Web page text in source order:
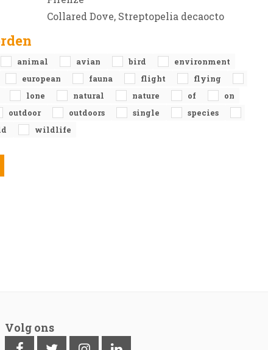
Collared Dove, Streptopelia decaocto
animal avian bird
environment
european fauna flight
flying
lone natural nature of
on
outdoor outdoors single
species
wildlife
Volg ons